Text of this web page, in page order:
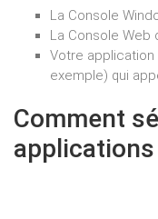
La Console
La Console Web
Votre application
exemple) qui
Comment